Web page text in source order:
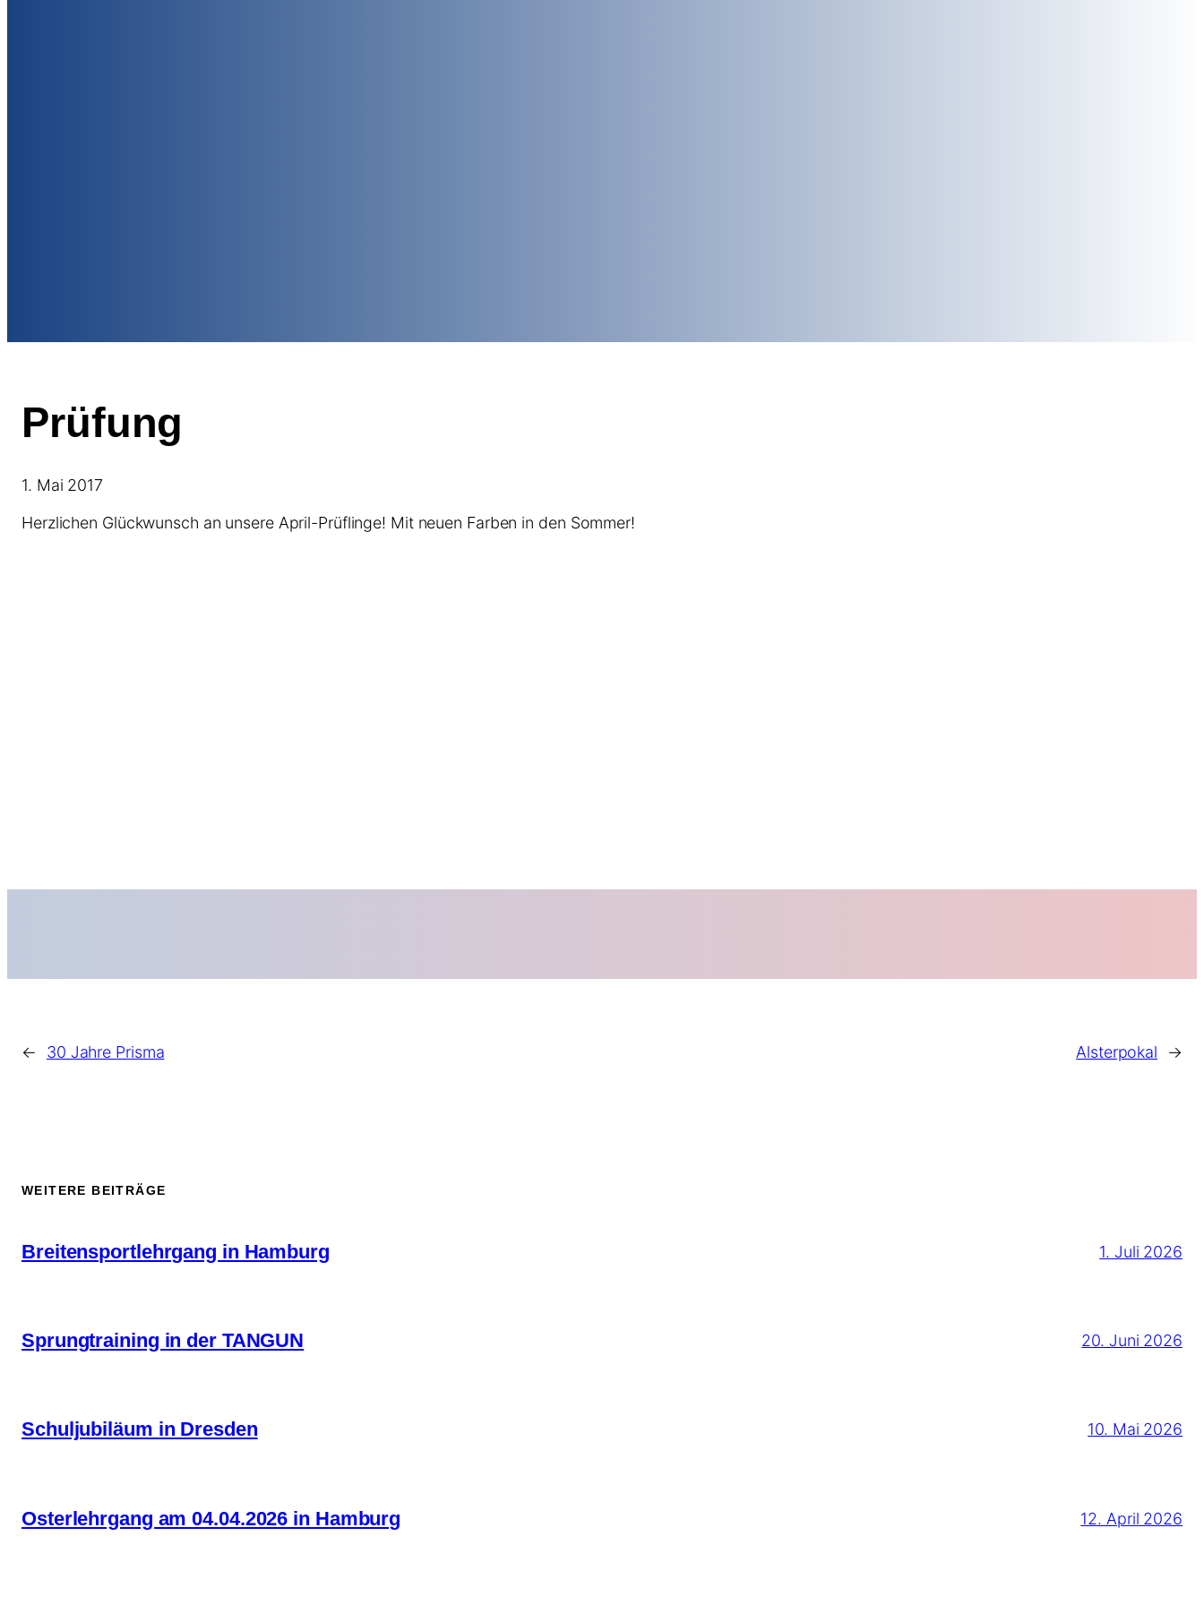
Prüfung
1. Mai 2017
Herzlichen Glückwunsch an unsere April-Prüflinge! Mit neuen Farben in den Sommer!
← 30 Jahre Prisma Alsterpokal →
WEITERE BEITRÄGE
Breitensportlehrgang in Hamburg 1. Juli 2026
Sprungtraining in der TANGUN 20. Juni 2026
Schuljubiläum in Dresden 10. Mai 2026
Osterlehrgang am 04.04.2026 in Hamburg 12. April 2026